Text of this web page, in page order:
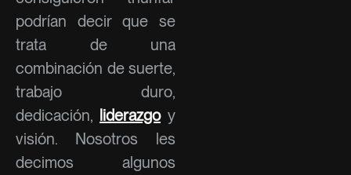
podrían decir que se
trata de una
combinación de suerte,
trabajo duro,
dedicación, liderazgoy
visión. Nosotros les
decimos algunos